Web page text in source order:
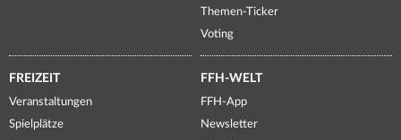
Themen-Ticker
Voting
FREIZEIT
Veranstaltungen
Spielplätze
FFH-WELT
FFH-App
Newsletter